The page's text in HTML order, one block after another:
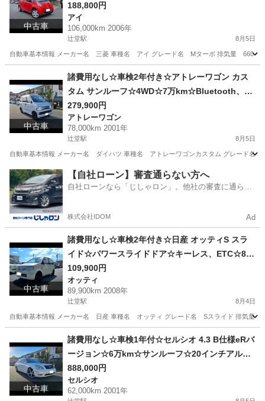
中古車
ト、フォグランプ☆10万km、乗って帰れます
188,800円
アイ
106,000km 2006年
辻堂駅 8月5日
自動車基本情報 メーカー名 三菱 車種名 アイ グレード名 Mターボ 排気量 660
辻堂駅 アイ 走行距離
中古車
諸費用なし☆車検2年付き☆アトレーワゴン カス
タム サンルーフ☆4WD☆7万km☆Bluetooth、オ
ーディオ☆キーレス
279,900円
アトレーワゴン
78,000km 2001年
辻堂駅 8月5日
自動車基本情報 メーカー名 ダイハツ 車種名 アトレーワゴンカスタム グレード
神奈川 藤沢市 辻堂駅 アトレーワゴン
【自社ローン】審査通らない方へ
自社ローンなら「じしゃロン」。他社の審査に通らな
株式会社IDOM Ad
中古車
諸費用なし☆車検2年付き☆日産 オッティS スラ
イド☆パワースライドドア☆キーレス、ETC☆8万
km☆オーディオ☆ekワゴン
109,900円
オッティ
89,900km 2008年
辻堂駅 8月4日
自動車基本情報 メーカー名 日産 車種名 オッティ グレード名 Sスライド 排気
辻堂駅 オッティ
中古車
諸費用なし☆車検1年付☆セルシオ 4.3 B仕様eRバ
ージョン☆6万km☆サンルーフ☆20インチアル
ミ、ローダウン☆シートヒーター、パワーシート
888,000円
セルシオ
62,000km 2001年